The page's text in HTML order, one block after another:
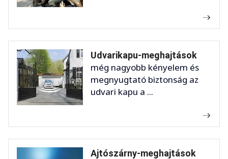
Udvarikapu-meghajtások
még nagyobb kényelem és
megnyugtató biztonság az
udvari kapu a ...
Ajtószárny-meghajtások